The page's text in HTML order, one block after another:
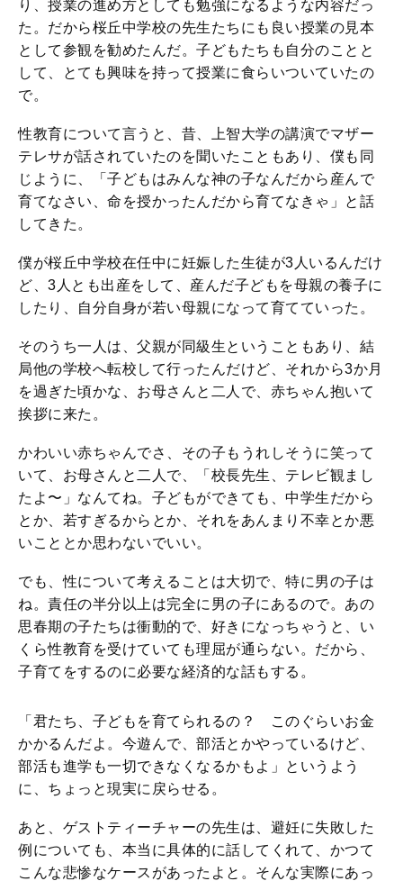
り、授業の進め方としても勉強になるような内容だっ
た。だから桜丘中学校の先生たちにも良い授業の見本
として参観を勧めたんだ。子どもたちも自分のことと
して、とても興味を持って授業に食らいついていたの
で。
性教育について言うと、昔、上智大学の講演でマザー
テレサが話されていたのを聞いたこともあり、僕も同
じように、「子どもはみんな神の子なんだから産んで
育てなさい、命を授かったんだから育てなきゃ」と話
してきた。
僕が桜丘中学校在任中に妊娠した生徒が3人いるんだけ
ど、3人とも出産をして、産んだ子どもを母親の養子に
したり、自分自身が若い母親になって育てていった。
そのうち一人は、父親が同級生ということもあり、結
局他の学校へ転校して行ったんだけど、それから3か月
を過ぎた頃かな、お母さんと二人で、赤ちゃん抱いて
挨拶に来た。
かわいい赤ちゃんでさ、その子もうれしそうに笑って
いて、お母さんと二人で、「校長先生、テレビ観まし
たよ〜」なんてね。子どもができても、中学生だから
とか、若すぎるからとか、それをあんまり不幸とか悪
いこととか思わないでいい。
でも、性について考えることは大切で、特に男の子は
ね。責任の半分以上は完全に男の子にあるので。あの
思春期の子たちは衝動的で、好きになっちゃうと、い
くら性教育を受けていても理屈が通らない。だから、
子育てをするのに必要な経済的な話もする。
「君たち、子どもを育てられるの？ このぐらいお金
かかるんだよ。今遊んで、部活とかやっているけど、
部活も進学も一切できなくなるかもよ」というよう
に、ちょっと現実に戻らせる。
あと、ゲストティーチャーの先生は、避妊に失敗した
例についても、本当に具体的に話してくれて、かつて
こんな悲惨なケースがあったよと。そんな実際にあっ